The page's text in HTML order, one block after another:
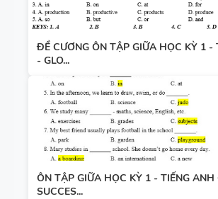
ĐỀ CƯƠNG ÔN TẬP GIỮA HỌC KỲ 1 -
- GLO...
ÔN TẬP GIỮA HỌC KỲ 1 - TIẾNG
SUCCES...